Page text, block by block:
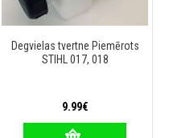
Degvielas tvertne Piemērots
STIHL 017, 018
9.99€